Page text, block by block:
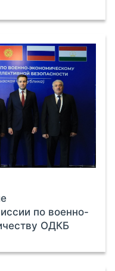
по военно-
ОДКБ